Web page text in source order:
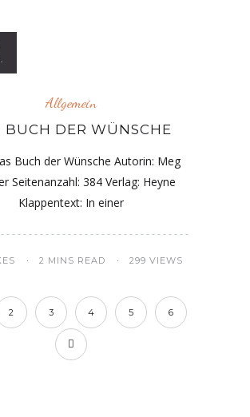
Allgemein
BUCH DER WÜNSCHE
Buch der Wünsche Autorin: Meg
Seitenanzahl: 384 Verlag: Heyne
Klappentext: In einer
2 MINS READ 299 VIEWS
2 3 4 5 6